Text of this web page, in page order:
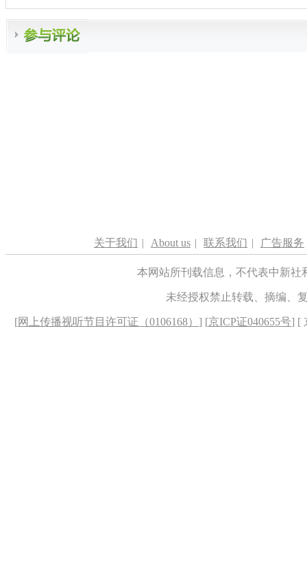
关于我们 | About us | 联系我们 | 广告服务
本网站所刊载信息，不代表中新
未经授权禁止转载、摘编、
[网上传播视听节目许可证（0106168） ] [京ICP证040655号] [